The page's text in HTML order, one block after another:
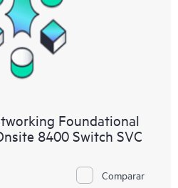
Foundational
8400 Switch SVC
Comparar